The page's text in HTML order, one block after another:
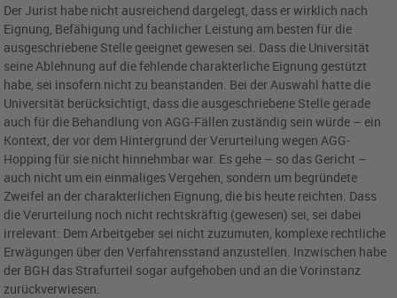
Der Jurist habe nicht ausreichend dargelegt, dass er wirklich nach
Eignung, Befähigung und fachlicher Leistung am besten für die
ausgeschriebene Stelle geeignet gewesen sei. Dass die Universität
seine Ablehnung auf die fehlende charakterliche Eignung gestützt
habe, sei insofern nicht zu beanstanden. Bei der Auswahl hatte die
Universität berücksichtigt, dass die ausgeschriebene Stelle gerade
auch für die Behandlung von AGG-Fällen zuständig sein würde – ein
Kontext, der vor dem Hintergrund der Verurteilung wegen AGG-
Hopping für sie nicht hinnehmbar war. Es gehe – so das Gericht –
auch nicht um ein einmaliges Vergehen, sondern um begründete
Zweifel an der charakterlichen Eignung, die bis heute reichten. Dass
die Verurteilung noch nicht rechtskräftig (gewesen) sei, sei dabei
irrelevant: Dem Arbeitgeber sei nicht zuzumuten, komplexe rechtliche
Erwägungen über den Verfahrensstand anzustellen. Inzwischen habe
der BGH das Strafurteil sogar aufgehoben und an die Vorinstanz
zurückverwiesen.